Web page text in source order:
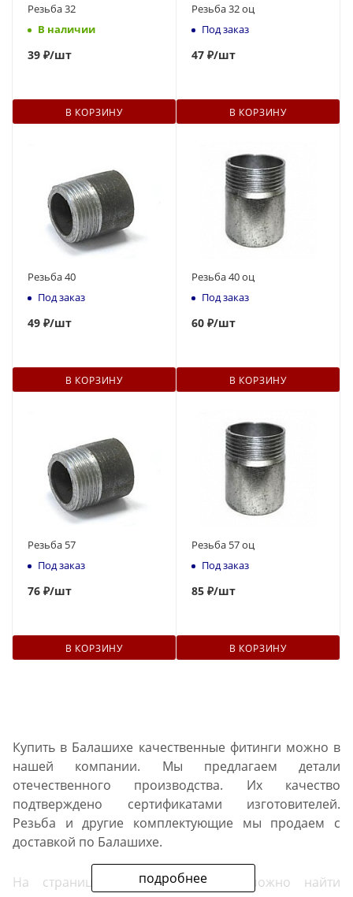
Резьба 32
В наличии
39 ₽/шт
В КОРЗИНУ
Резьба 32 оц
Под заказ
47 ₽/шт
В КОРЗИНУ
Резьба 40
Под заказ
49 ₽/шт
В КОРЗИНУ
Резьба 40 оц
Под заказ
60 ₽/шт
В КОРЗИНУ
Резьба 57
Под заказ
76 ₽/шт
В КОРЗИНУ
Резьба 57 оц
Под заказ
85 ₽/шт
В КОРЗИНУ
подробнее
Купить в Балашихе качественные фитинги можно в
нашей компании. Мы предлагаем детали
отечественного производства. Их качество
подтверждено сертификатами изготовителей.
Резьба и другие комплектующие мы продаем с
доставкой по Балашихе.
На страницах нашего каталога можно найти